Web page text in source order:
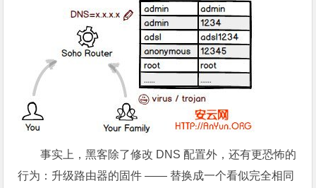
事实上，黑客除了修改 DNS 配置外，还有更恐怖的
行为：升级路由器的固件 —— 替换成一个看似完全相同